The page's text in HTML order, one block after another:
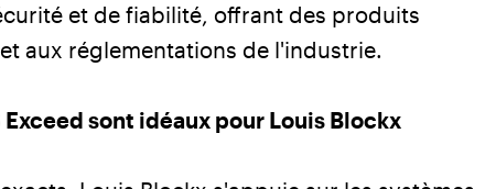
et de fiabilité, offrant des produits
aux réglementations de l'industrie.
sont idéaux pour Louis Blockx